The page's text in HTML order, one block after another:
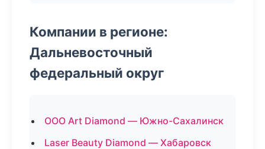
Компании в регионе:
Дальневосточный
федеральный округ
ООО Art Diamond — Южно-Сахалинск
Laser Beauty Diamond — Хабаровск